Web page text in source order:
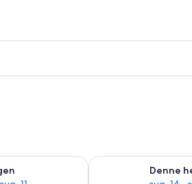
i morgen, aug. 10 - aug. 11
Denne
Sjekk tilgjengelighet